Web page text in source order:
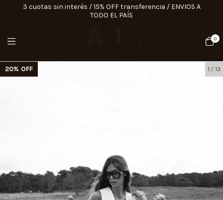
3 cuotas sin interés / 15% OFF transferencia / ENVIOS A
TODO EL PAÍS
0
20% OFF 1 / 13